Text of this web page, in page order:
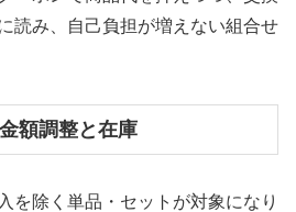
読み、自己負担が増えない組合せ
額調整と在庫
を除く単品・セットが対象になり